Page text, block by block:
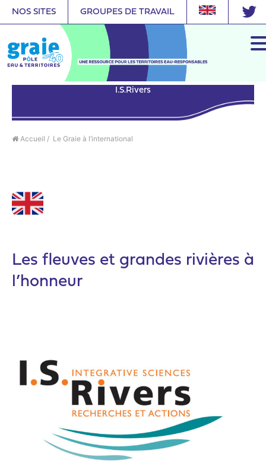
NOS SITES GROUPES DE TRAVAIL
I.S.Rivers
Accueil / Le Graie à l’international
Les fleuves et grandes rivières à
l’honneur